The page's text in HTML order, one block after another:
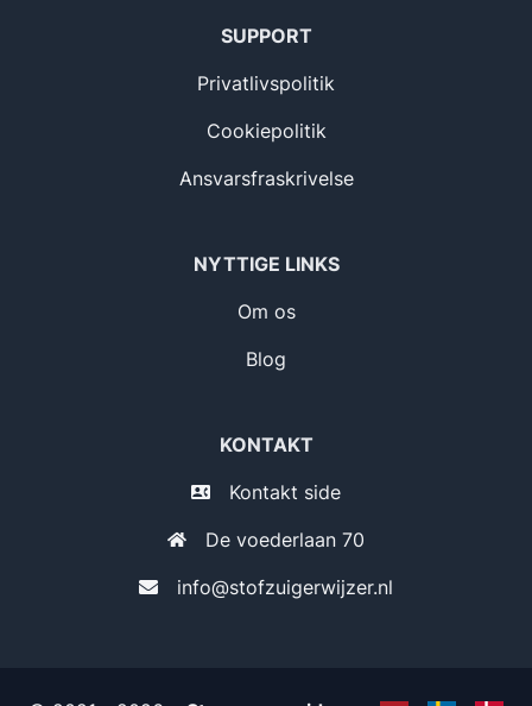
SUPPORT
Privatlivspolitik
Cookiepolitik
Ansvarsfraskrivelse
NYTTIGE LINKS
Om os
Blog
KONTAKT
Kontakt side
De voederlaan 70
info@stofzuigerwijzer.nl